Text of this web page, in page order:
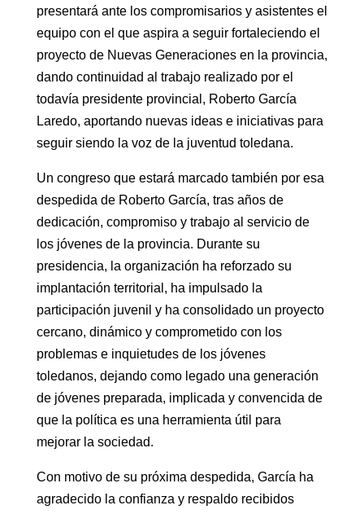
presentará ante los compromisarios y asistentes el
equipo con el que aspira a seguir fortaleciendo el
proyecto de Nuevas Generaciones en la provincia,
dando continuidad al trabajo realizado por el
todavía presidente provincial, Roberto García
Laredo, aportando nuevas ideas e iniciativas para
seguir siendo la voz de la juventud toledana.
Un congreso que estará marcado también por esa
despedida de Roberto García, tras años de
dedicación, compromiso y trabajo al servicio de
los jóvenes de la provincia. Durante su
presidencia, la organización ha reforzado su
implantación territorial, ha impulsado la
participación juvenil y ha consolidado un proyecto
cercano, dinámico y comprometido con los
problemas e inquietudes de los jóvenes
toledanos, dejando como legado una generación
de jóvenes preparada, implicada y convencida de
que la política es una herramienta útil para
mejorar la sociedad.
Con motivo de su próxima despedida, García ha
agradecido la confianza y respaldo recibidos